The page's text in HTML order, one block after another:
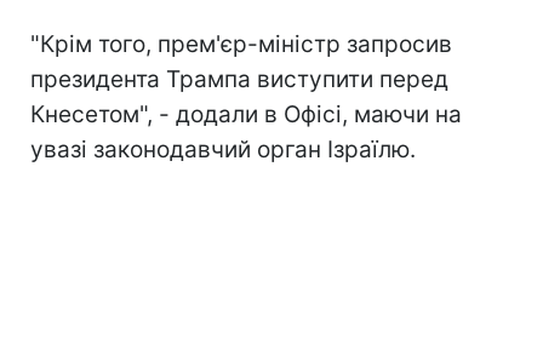
"Крім того, прем'єр-міністр запросив
президента Трампа виступити перед
Кнесетом", - додали в Офісі, маючи на
увазі законодавчий орган Ізраїлю.